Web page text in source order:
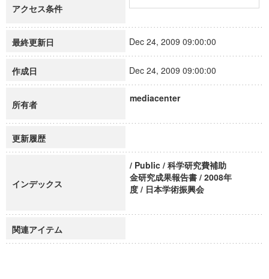
アクセス条件
最終更新日 Dec 24, 2009 09:00:00
作成日 Dec 24, 2009 09:00:00
所有者
mediacenter
更新履歴
インデックス
/ Public / 科学研究費補助
金研究成果報告書 / 2008年
度 / 日本学術振興会
関連アイテム